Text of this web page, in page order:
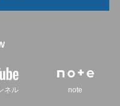
ネル note